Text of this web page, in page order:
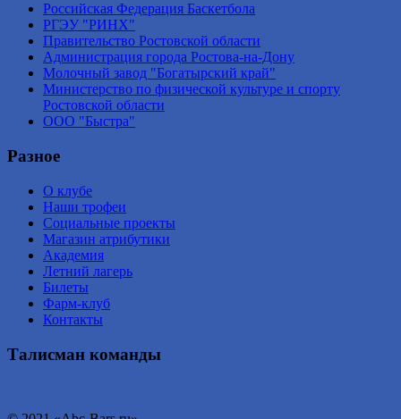
Российская Федерация Баскетбола
РГЭУ "РИНХ"
Правительство Ростовской области
Администрация города Ростова-на-Дону
Молочный завод "Богатырский край"
Министерство по физической культуре и спорту
Ростовской области
ООО "Быстра"
Разное
О клубе
Наши трофеи
Социальные проекты
Магазин атрибутики
Академия
Летний лагерь
Билеты
Фарм-клуб
Контакты
Талисман команды